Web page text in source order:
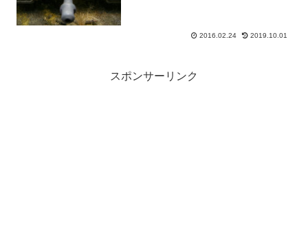
2016.02.24 2019.10.01
スポンサーリンク